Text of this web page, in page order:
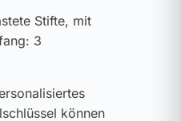
Stifte, mit
3
können